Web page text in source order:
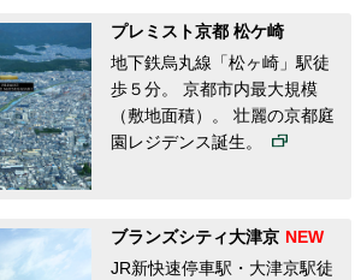
プレミスト京都 松ケ崎
地下鉄烏丸線「松ヶ崎」駅徒
歩５分。 京都市内最大規模
（敷地面積）。 壮麗の京都庭
園レジデンス誕生。
ブランズシティ大津京
JR新快速停車駅・大津京駅徒